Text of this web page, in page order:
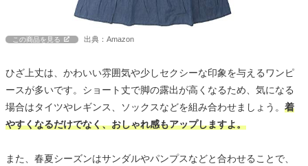
この商品を見る 出典：Amazon
ひざ上丈は、かわいい雰囲気や少しセクシーな印象を与えるワンピ
ースが多いです。ショート丈で脚の露出が高くなるため、気になる
場合はタイツやレギンス、ソックスなどを組み合わせましょう。 着
やすくなるだけでなく、おしゃれ感もアップしますよ。
また、春夏シーズンはサンダルやパンプスなどと合わせることで、